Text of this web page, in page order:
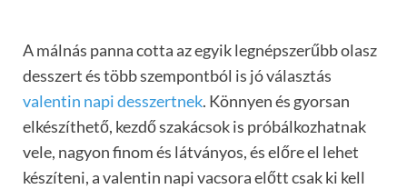
A málnás panna cotta az egyik legnépszerűbb olasz
desszert és több szempontból is jó választás
valentin napi desszertnek. Könnyen és gyorsan
elkészíthető, kezdő szakácsok is próbálkozhatnak
vele, nagyon finom és látványos, és előre el lehet
készíteni, a valentin napi vacsora előtt csak ki kell